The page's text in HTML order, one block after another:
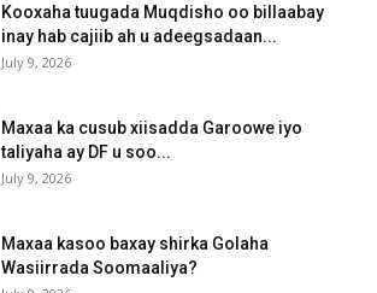
Kooxaha tuugada Muqdisho oo billaabay
inay hab cajiib ah u adeegsadaan...
July 9, 2026
Maxaa ka cusub xiisadda Garoowe iyo
taliyaha ay DF u soo...
July 9, 2026
Maxaa kasoo baxay shirka Golaha
Wasiirrada Soomaaliya?